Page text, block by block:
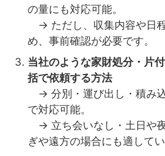
の量にも対応可能。
→ ただし、収集内容や日
め、事前確認が必要です。
当社のような家財処分・片
括で依頼する方法
→ 分別・運び出し・積み
で対応可能。
→ 立ち会いなし・土日や
ぎや遠方の場合にも適してい